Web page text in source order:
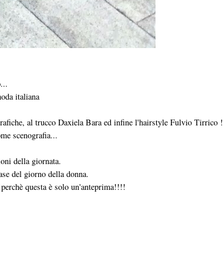
italiana
al trucco Daxiela Bara ed infine l'hairstyle Fulvio Tirrico !
scenografia...
della giornata.
del giorno della donna.
questa è solo un'anteprima!!!!